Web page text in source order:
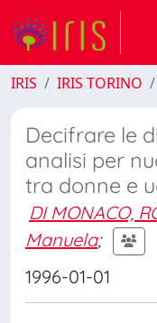
IRIS IRIS TORINO
Decifrare le
analisi per
tra donne e
DI MONACO,
Manuela;
1996-01-01